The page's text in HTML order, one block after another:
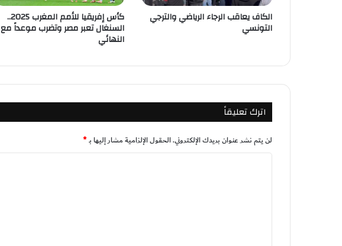
الكاف يعاقب الرجاء الرياضي والترجي
التونسي
كأس إفريقيا للأمم المغرب 2025..
السنغال تعبر مصر وتضرب موعداً مع
النهائي
اترك تعليقاً
لن يتم نشر عنوان بريدك الإلكتروني.الحقول الإلزامية مشار إليها بـ*